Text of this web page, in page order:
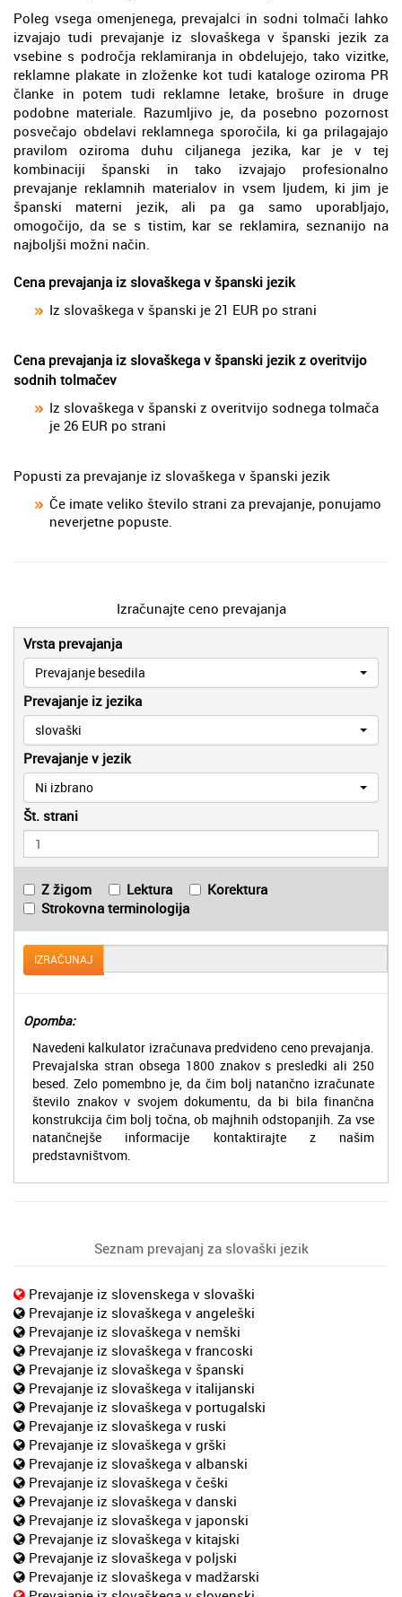
Poleg vsega omenjenega, prevajalci in sodni tolmači lahko
izvajajo tudi prevajanje iz slovaškega v španski jezik za
vsebine s področja reklamiranja in obdelujejo, tako vizitke,
reklamne plakate in zloženke kot tudi kataloge oziroma PR
članke in potem tudi reklamne letake, brošure in druge
podobne materiale. Razumljivo je, da posebno pozornost
posvečajo obdelavi reklamnega sporočila, ki ga prilagajajo
pravilom oziroma duhu ciljanega jezika, kar je v tej
kombinaciji španski in tako izvajajo profesionalno
prevajanje reklamnih materialov in vsem ljudem, ki jim je
španski materni jezik, ali pa ga samo uporabljajo,
omogočijo, da se s tistim, kar se reklamira, seznanijo na
najboljši možni način.
Cena prevajanja iz slovaškega v španski jezik
Iz slovaškega v španski je 21 EUR po strani
Cena prevajanja iz slovaškega v španski jezik z overitvijo
sodnih tolmačev
Iz slovaškega v španski z overitvijo sodnega tolmača
je 26 EUR po strani
Popusti za prevajanje iz slovaškega v španski jezik
Če imate veliko število strani za prevajanje, ponujamo
neverjetne popuste.
Izračunajte ceno prevajanja
Vrsta prevajanja
Prevajanje besedila
Prevajanje iz jezika
slovaški
Prevajanje v jezik
Ni izbrano
Št. strani
Z žigom Lektura
Korektura
Strokovna terminologija
IZRAČUNAJ
Opomba:
Navedeni kalkulator izračunava predvideno ceno prevajanja.
Prevajalska stran obsega 1800 znakov s presledki ali 250
besed. Zelo pomembno je, da čim bolj natančno izračunate
število znakov v svojem dokumentu, da bi bila finančna
konstrukcija čim bolj točna, ob majhnih odstopanjih. Za vse
natančnejše informacije kontaktirajte z našim
predstavništvom.
Seznam prevajanj za slovaški jezik
Prevajanje iz slovenskega v slovaški
Prevajanje iz slovaškega v angeleški
Prevajanje iz slovaškega v nemški
Prevajanje iz slovaškega v francoski
Prevajanje iz slovaškega v španski
Prevajanje iz slovaškega v italijanski
Prevajanje iz slovaškega v portugalski
Prevajanje iz slovaškega v ruski
Prevajanje iz slovaškega v grški
Prevajanje iz slovaškega v albanski
Prevajanje iz slovaškega v češki
Prevajanje iz slovaškega v danski
Prevajanje iz slovaškega v japonski
Prevajanje iz slovaškega v kitajski
Prevajanje iz slovaškega v poljski
Prevajanje iz slovaškega v madžarski